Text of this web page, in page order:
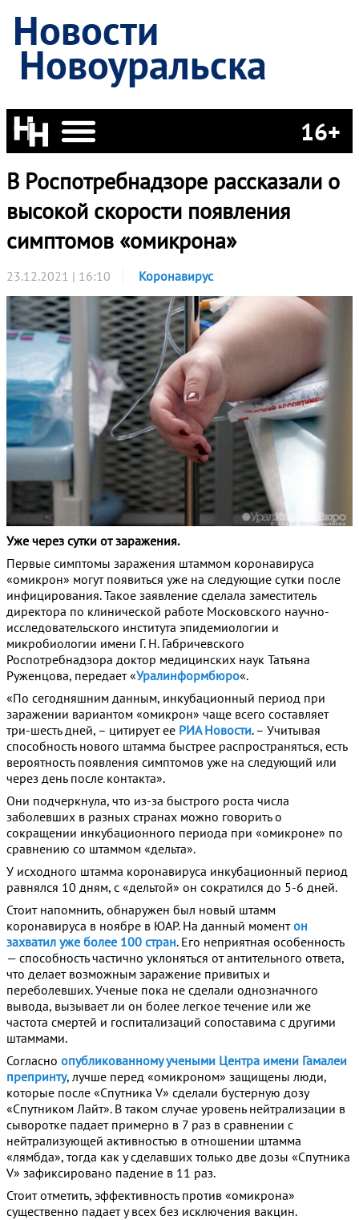
Новости
Новоуральска
16+
В Роспотребнадзоре рассказали о
высокой скорости появления
симптомов «омикрона»
23.12.2021 | 16:10 Коронавирус
Уже через сутки от заражения.
Первые симптомы заражения штаммом коронавируса
«омикрон» могут появиться уже на следующие сутки после
инфицирования. Такое заявление сделала заместитель
директора по клинической работе Московского научно-
исследовательского института эпидемиологии и
микробиологии имени Г. Н. Габричевского
Роспотребнадзора доктор медицинских наук Татьяна
Руженцова, передает «Уралинформбюро«.
«По сегодняшним данным, инкубационный период при
заражении вариантом «омикрон» чаще всего составляет
три-шесть дней, – цитирует ее РИА Новости. – Учитывая
способность нового штамма быстрее распространяться, есть
вероятность появления симптомов уже на следующий или
через день после контакта».
Они подчеркнула, что из-за быстрого роста числа
заболевших в разных странах можно говорить о
сокращении инкубационного периода при «омикроне» по
сравнению со штаммом «дельта».
У исходного штамма коронавируса инкубационный период
равнялся 10 дням, с «дельтой» он сократился до 5-6 дней.
Стоит напомнить, обнаружен был новый штамм
коронавируса в ноябре в ЮАР. На данный моментон
захватил уже более 100 стран. Его неприятная особенность
— способность частично уклоняться от антительного ответа,
что делает возможным заражение привитых и
переболевших. Ученые пока не сделали однозначного
вывода, вызывает ли он более легкое течение или же
частота смертей и госпитализаций сопоставима с другими
штаммами.
Согласно опубликованному учеными Центра имени Гамалеи
препринту, лучше перед «омикроном» защищены люди,
которые после «Спутника V» сделали бустерную дозу
«Спутником Лайт». В таком случае уровень нейтрализации в
сыворотке падает примерно в 7 раз в сравнении с
нейтрализующей активностью в отношении штамма
«лямбда», тогда как у сделавших только две дозы «Спутника
V» зафиксировано падение в 11 раз.
Стоит отметить, эффективность против «омикрона»
существенно падает у всех без исключения вакцин.